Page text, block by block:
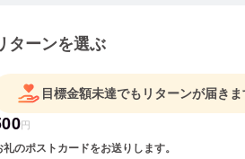
ターンを選ぶ
目標金額未達でもリターンが届き
円
礼のポストカードをお送りします。